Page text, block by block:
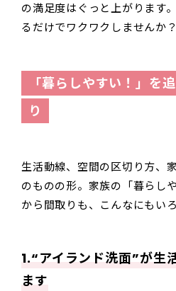
の満足度はぐっと上がります
るだけでワクワクしませんか？
「暮らしやすい！」を
り
生活動線、空間の区切り方、
のものの形。家族の「暮らし
から間取りも、こんなにもい
1.“アイランド洗面”が生
ます